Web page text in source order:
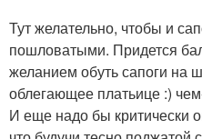
Тут желательно, чтобы и
пошловатыми. Придется
желанием обуть сапоги на
облегающее платьице :)
И еще надо бы критически